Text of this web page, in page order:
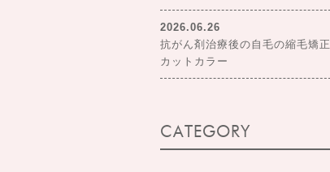
2026.06.26
抗がん剤治療後の自毛の縮毛矯正
カットカラー
CATEGORY